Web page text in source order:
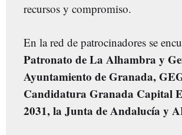
recursos y compromiso.
En la red de patrocinadores se
Patronato de La Alhambra y
Ayuntamiento de Granada,
Candidatura Granada Capital
2031, la Junta de Andalucía y